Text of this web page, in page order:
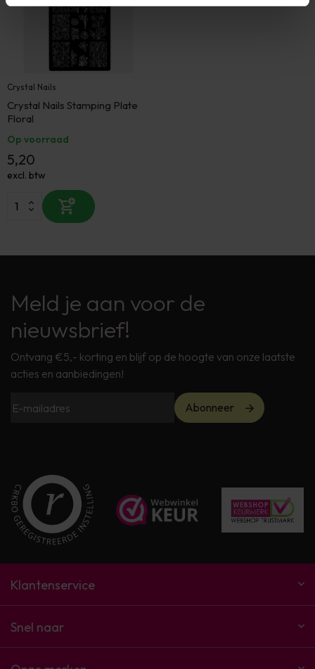
Crystal Nails
Crystal Nails Stamping Plate
Floral
Op voorraad
5,20
excl. btw
Meld je aan voor de
nieuwsbrief!
Ontvang €5,- korting en blijf op de hoogte van onze laatste
acties en aanbiedingen!
Abonneer
Klantenservice
Snel naar